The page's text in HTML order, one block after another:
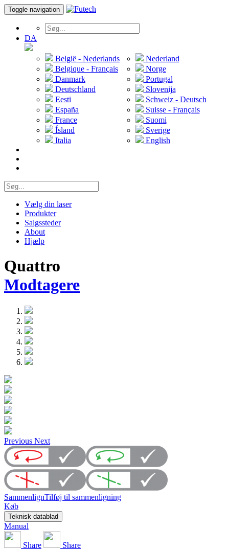
Toggle navigation
DA
België - Nederlands
Belgique - Français
Danmark
Deutschland
Eesti
España
France
Ísland
Italia
Nederland
Norge
Portugal
Slovenija
Schweiz - Deutsch
Suisse - Français
Suomi
Sverige
English
Vælg din laser
Produkter
Salgssteder
About
Hjælp
Quattro
Modtagere
Previous Next
SammenlignTilføj til sammenligning
Køb
Teknisk datablad
Manual
Share Share